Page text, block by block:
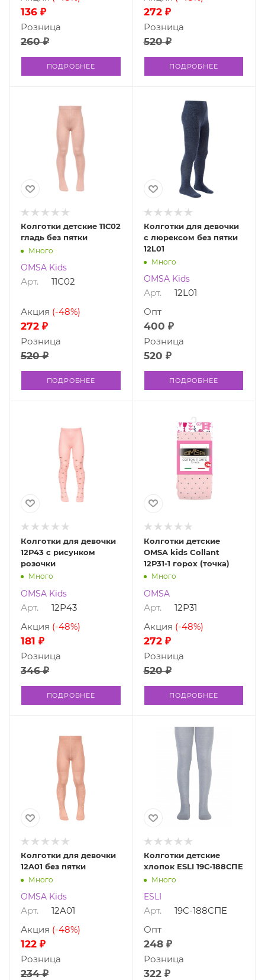
136 ₽
260 ₽
Розница
ПОДРОБНЕЕ
272 ₽
520 ₽
Розница
ПОДРОБНЕЕ
Колготки детские 11С02
гладь без пятки
Много
OMSA Kids
Арт. 11С02
272 ₽
Акция (-48%)
520 ₽
Розница
ПОДРОБНЕЕ
Колготки для девочки
с люрексом без пятки
12L01
Много
OMSA Kids
Арт. 12L01
400 ₽
Опт
520 ₽
Розница
ПОДРОБНЕЕ
Колготки для девочки
12Р43 с рисунком
розочки
Много
OMSA Kids
Арт. 12Р43
181 ₽
Акция (-48%)
346 ₽
Розница
ПОДРОБНЕЕ
Колготки детские
OMSA kids Collant
12Р31-1 горох (точка)
Много
OMSA
Арт. 12Р31
272 ₽
Акция (-48%)
520 ₽
Розница
ПОДРОБНЕЕ
Колготки для девочки
12A01 без пятки
Много
OMSA Kids
Арт. 12A01
122 ₽
Акция (-48%)
234 ₽
Розница
Колготки детские
хлопок ESLI 19С-188СПЕ
Много
ESLI
Арт. 19С-188СПЕ
248 ₽
Опт
322 ₽
Розница